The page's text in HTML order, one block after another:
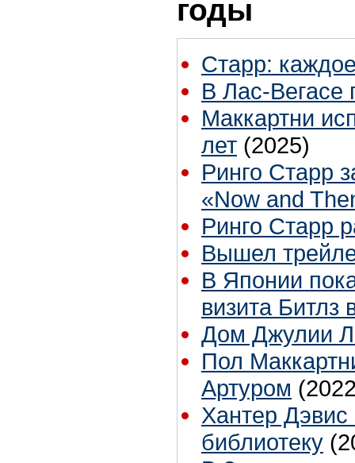
годы
Старр:
В Лас-Вегасе
Маккартни
лет (2025)
Ринго Старр
«Now and
Ринго Старр
Вышел
В Японии
визита Битлз
Дом Джулии
Пол
Артуром
Хантер
библиотеку